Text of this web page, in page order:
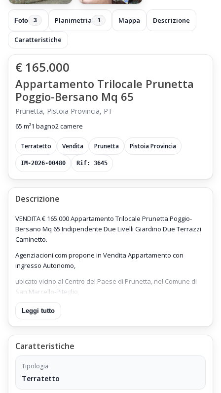
Foto 3 Planimetria 1 Mappa Descrizione
Caratteristiche
€ 165.000
Appartamento Trilocale Prunetta
Poggio-Bersano Mq 65
Prunetta, Pistoia Provincia, PT
65 m²1 bagno2 camere
Terratetto Vendita Prunetta Pistoia Provincia
IM-2026-00480 Rif: 3645
Descrizione
VENDITA € 165.000 Appartamento Trilocale Prunetta Poggio-
Bersano Mq 65 Indipendente Due Livelli Giardino Due Terrazzi
Caminetto.
Agenziacioni.com propone in Vendita Appartamento con
ingresso Autonomo,
ubicato vicino al Centro del Paese di Prunetta, nel Comune di
San Marcello-Piteglio,
Appartamento sviluppato su Due Livelli, Piano Terra e Piano
Seminterrato,
corredato di Due Terrazzi, uno per piano,
Appartamento Trilocale Prunetta Poggio-Bersano Mq 65
Indipendente Due Livelli Giardino,
inserito in elegante Costruzione di Villette a Schiera,
Leggi tutto
Caratteristiche
Tipologia
Terratetto